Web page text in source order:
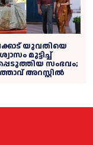
യുവതിയെ
ശ്വാസം മുട്ടിച്ച്‌
സംഭവം;
അറസ്റ്റില്‍